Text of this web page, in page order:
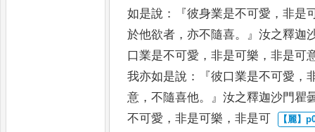
如是說 ：『彼身業是不可愛 ，非是
於他欲者 ，亦不隨喜。』汝之釋迦
口業是不可愛 ，非是可樂 ，非是可
我亦如是說 ：『彼口業是不可愛 ，
意 ，不隨喜他。』汝之釋迦沙門瞿
不可愛 ，非是可樂 ，非是可